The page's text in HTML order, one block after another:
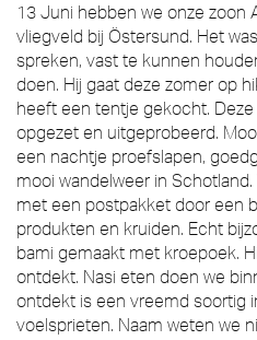
13 Juni hebben we onze zoon
vliegveld bij Östersund. Het
spreken, vast te kunnen
doen. Hij gaat deze zomer op
heeft een tentje gekocht.
opgezet en uitgeprobeerd.
een nachtje proefslapen,
mooi wandelweer in
met een postpakket door een
produkten en kruiden. Echt
bami gemaakt met kroepoek.
ontdekt. Nasi eten doen we
ontdekt is een vreemd soortig
voelsprieten. Naam weten we